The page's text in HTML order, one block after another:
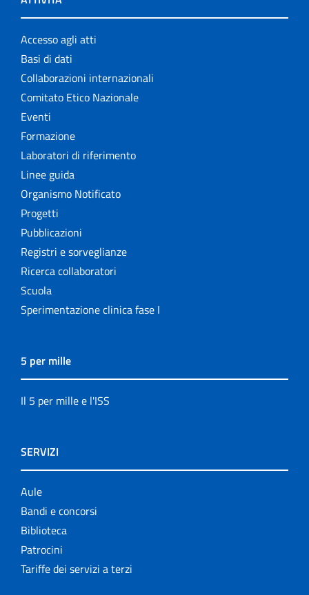
Accesso agli atti
Basi di dati
Collaborazioni internazionali
Comitato Etico Nazionale
Eventi
Formazione
Laboratori di riferimento
Linee guida
Organismo Notificato
Progetti
Pubblicazioni
Registri e sorveglianze
Ricerca collaboratori
Scuola
Sperimentazione clinica fase I
5 per mille
Il 5 per mille e l'ISS
SERVIZI
Aule
Bandi e concorsi
Biblioteca
Patrocini
Tariffe dei servizi a terzi